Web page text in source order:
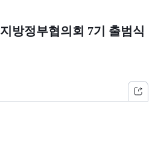
방정부협의회 7기 출범식